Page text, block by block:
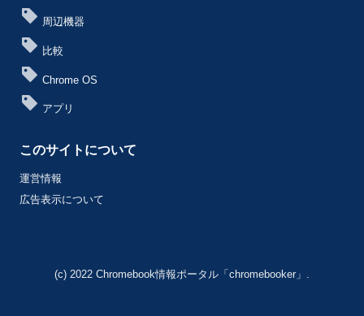
周辺機器
比較
Chrome OS
アプリ
このサイトについて
運営情報
広告表示について
(c) 2022 Chromebook情報ポータル「chromebooker」.